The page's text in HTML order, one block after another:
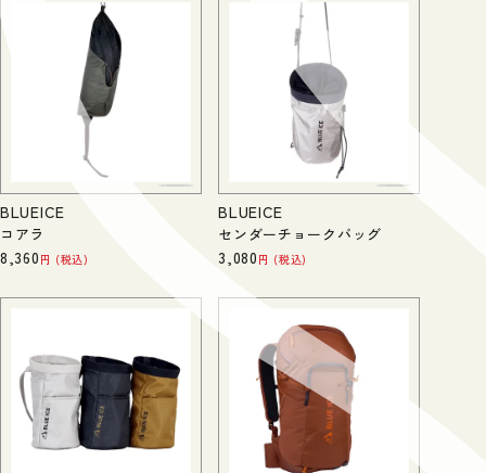
BLUEICE
コアラ
8,360 税込
BLUEICE
センダーチョークバッグ
3,080 税込